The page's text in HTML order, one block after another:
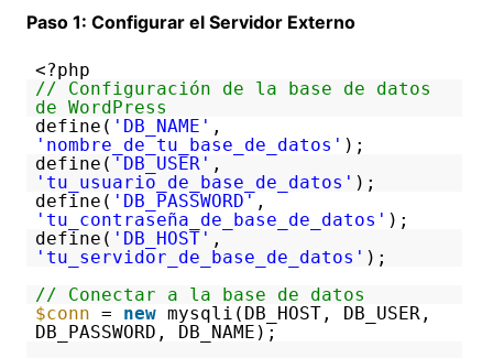
Paso 1: Configurar el Servidor Externo
<?php
// Configuración de la base de datos
de WordPress
define( 'DB_NAME' ,
'nombre_de_tu_base_de_datos' );
define( 'DB_USER' ,
'tu_usuario_de_base_de_datos' );
define( 'DB_PASSWORD' ,
'tu_contraseña_de_base_de_datos' );
define( 'DB_HOST' ,
'tu_servidor_de_base_de_datos' );
// Conectar a la base de datos
$conn = new mysqli(DB_HOST, DB_USER,
DB_PASSWORD, DB_NAME);